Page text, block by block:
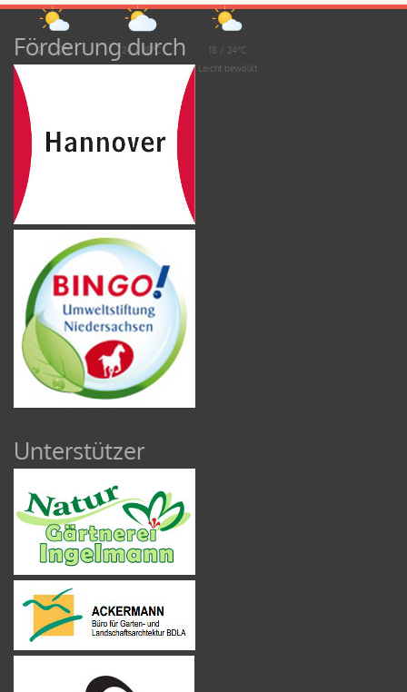
21 / 27°C
Leicht bewölkt
24 / 28°C
Wolkig
18 / 24°C
Leicht bewölkt
Förderung durch
Unterstützer